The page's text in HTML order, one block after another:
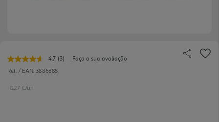
4.7 Leu
(3)
Faça a sua avaliação
Ref. / EAN: 3886885
0.27 €/un